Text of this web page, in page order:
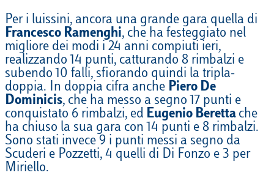
Per i luissini, ancora una grande gara quella di
Francesco Ramenghi, che ha festeggiato nel
migliore dei modi i 24 anni compiuti ieri,
realizzando 14 punti, catturando 8 rimbalzi e
subendo 10 falli, sfiorando quindi la tripla-
doppia. In doppia cifra anche Piero De
Dominicis, che ha messo a segno 17 punti e
conquistato 6 rimbalzi, ed Eugenio Beretta che
ha chiuso la sua gara con 14 punti e 8 rimbalzi.
Sono stati invece 9 i punti messi a segno da
Scuderi e Pozzetti, 4 quelli di Di Fonzo e 3 per
Miriello.